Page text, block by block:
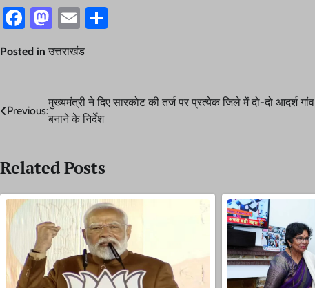
Facebook
Mastodon
Email
Posted in उत्तराखंड
Post
Previous:
मुख्यमंत्री ने दिए सारकोट की तर्ज पर प्रत्येक जिले में दो-दो आदर्श गांव
बनाने के निर्देश
Related Posts